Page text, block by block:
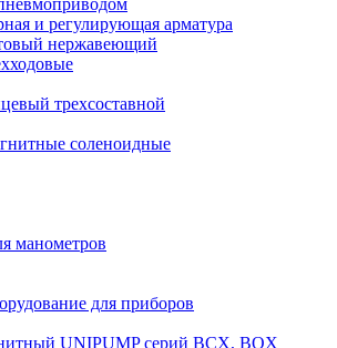
и регулирующая арматура
нержавеющий
трехсоставной
соленоидные
манометров
для приборов
UNIPUMP серий BCX, BOX